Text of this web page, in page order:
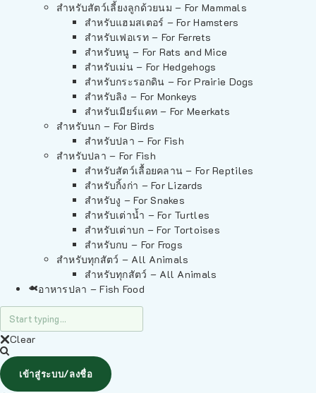
สำหรับสัตว์เลี้ยงลูกด้วยนม – For Mammals
สำหรับแฮมสเตอร์ – For Hamsters
สำหรับเฟอเรท – For Ferrets
สำหรับหนู – For Rats and Mice
สำหรับเม่น – For Hedgehogs
สำหรับกระรอกดิน – For Prairie Dogs
สำหรับลิง – For Monkeys
สำหรับเมียร์แคท – For Meerkats
สำหรับนก – For Birds
สำหรับปลา – For Fish
สำหรับปลา – For Fish
สำหรับสัตว์เลื้อยคลาน – For Reptiles
สำหรับกิ้งก่า – For Lizards
สำหรับงู – For Snakes
สำหรับเต่าน้ำ – For Turtles
สำหรับเต่าบก – For Tortoises
สำหรับกบ – For Frogs
สำหรับทุกสัตว์ – All Animals
สำหรับทุกสัตว์ – All Animals
อาหารปลา – Fish Food
Clear
เข้าสู่ระบบ/ลงชื่อ